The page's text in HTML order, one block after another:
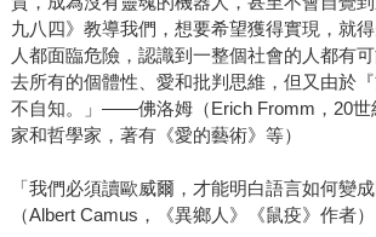
九八四》教導我們，想要希望獲得實現，就
人都面臨危險，認識到一整個社會的人都有
去所有的個體性、愛和批判思維，但又由於
不自知。」――佛洛姆（Erich Fromm，20世
家和哲學家，著有《愛的藝術》等）
「我們必須讀歐威爾，才能明白語言如何
（Albert Camus，《異鄉人》《鼠疫》作者）